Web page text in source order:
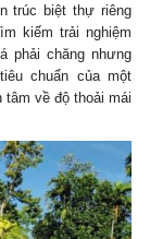
trúc biệt thự riêng
kiếm trải nghiệm
phải chăng nhưng
chuẩn của một
tâm về độ thoải mái